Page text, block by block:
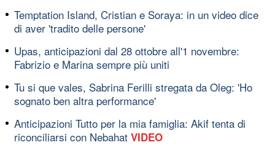
Temptation Island, Cristian e Soraya: in un video dice
di aver 'tradito delle persone'
Upas, anticipazioni dal 28 ottobre all'1 novembre:
Fabrizio e Marina sempre più uniti
Tu si que vales, Sabrina Ferilli stregata da Oleg: 'Ho
sognato ben altra performance'
Anticipazioni Tutto per la mia famiglia: Akif tenta di
riconciliarsi con Nebahat VIDEO